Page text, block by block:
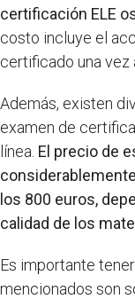
certificación ELE
costo incluye el
certificado una vez
Además, existen
examen de
línea. El precio de
los 800 euros,
calidad de los
Es importante
mencionados son